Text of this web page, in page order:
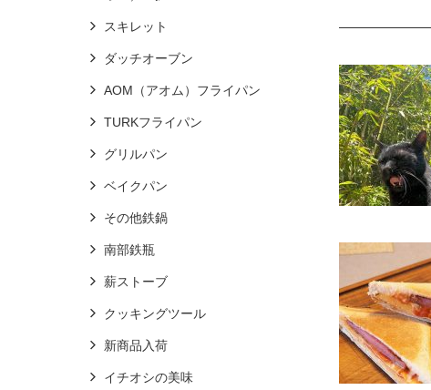
スキレット
ダッチオーブン
AOM（アオム）フライパン
TURKフライパン
グリルパン
ベイクパン
その他鉄鍋
南部鉄瓶
薪ストーブ
クッキングツール
新商品入荷
イチオシの美味